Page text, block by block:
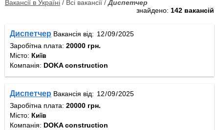
Вакансії в Україні / Всі вакансії / Диспетчер
знайдено: 142 вакансій
Диспетчер Вакансія від:
Заробітна плата: 20000 грн.
Місто: Київ
Компанія: DOKA construction
Диспетчер Вакансія від:
Заробітна плата: 20000 грн.
Місто: Київ
Компанія: DOKA construction